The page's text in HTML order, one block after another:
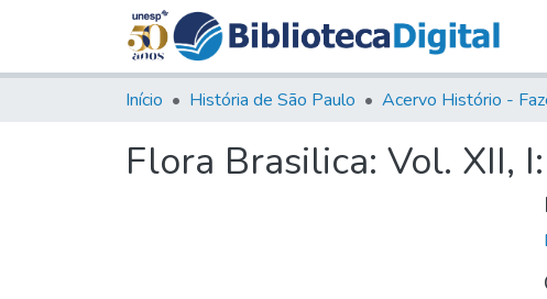
Início História de São Paulo
Flora Brasilica: Vol. XII,